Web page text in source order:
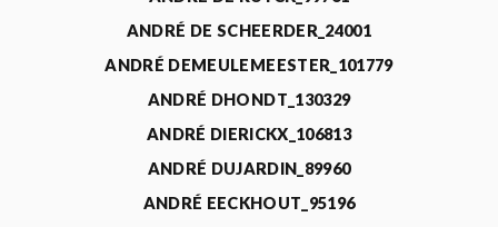
ANDRÉ DE SCHEERDER_24001
ANDRÉ DEMEULEMEESTER_101779
ANDRÉ DHONDT_130329
ANDRÉ DIERICKX_106813
ANDRÉ DUJARDIN_89960
ANDRÉ EECKHOUT_95196